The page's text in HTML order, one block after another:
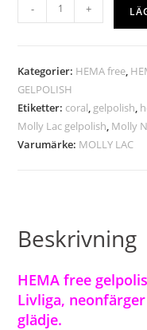
- +
Kategorier: HEMA free
GELPOLISH
Etiketter: coral gelpolish
Molly Lac gelpolish Molly
Varumärke: MOLLY LAC
Beskrivning
HEMA free
Livliga,
glädje.